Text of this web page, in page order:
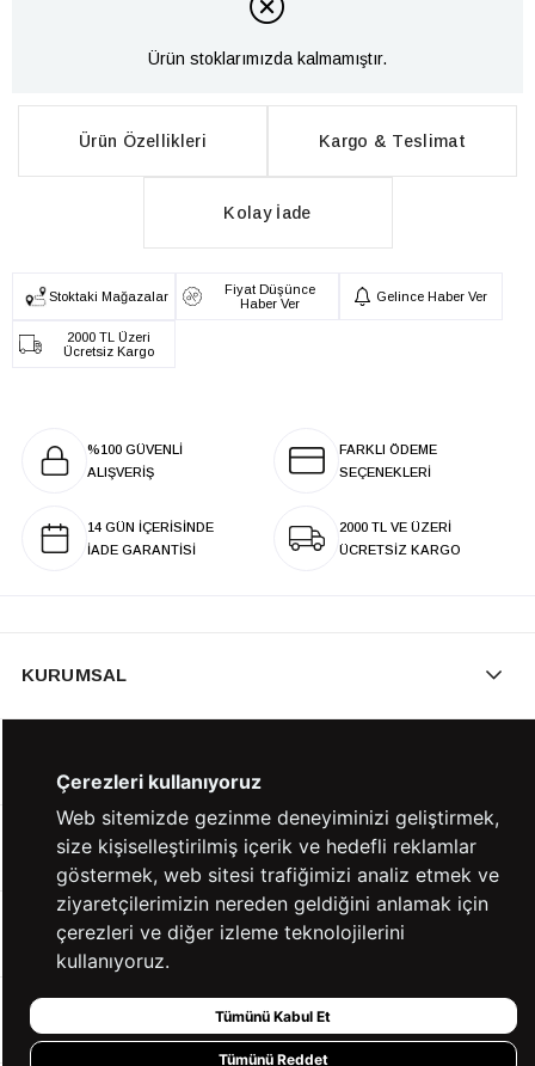
Ürün stoklarımızda kalmamıştır.
Ürün Özellikleri Kargo & Teslimat
Kolay İade
Stoktaki Mağazalar
Fiyat Düşünce
Haber Ver
Gelince Haber Ver
2000 TL Üzeri
Ücretsiz Kargo
%100 GÜVENLİ
ALIŞVERİŞ
FARKLI ÖDEME
SEÇENEKLERİ
14 GÜN İÇERİSİNDE
İADE GARANTİSİ
2000 TL VE ÜZERİ
ÜCRETSİZ KARGO
KURUMSAL
YARDIM
BİZE ULAŞIN
HIZLI ERİŞİM
Çerezleri kullanıyoruz
Web sitemizde gezinme deneyiminizi geliştirmek,
size kişiselleştirilmiş içerik ve hedefli reklamlar
göstermek, web sitesi trafiğimizi analiz etmek ve
ziyaretçilerimizin nereden geldiğini anlamak için
çerezleri ve diğer izleme teknolojilerini
kullanıyoruz.
Tümünü Kabul Et
Tümünü Reddet